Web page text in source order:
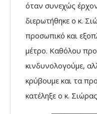
όταν συνεχώς
διερωτήθηκε ο κ.
προσωπικό και
μέτρο. Καθόλου
κινδυνολογούμε,
κρύβουμε και τα
κατέληξε ο κ.